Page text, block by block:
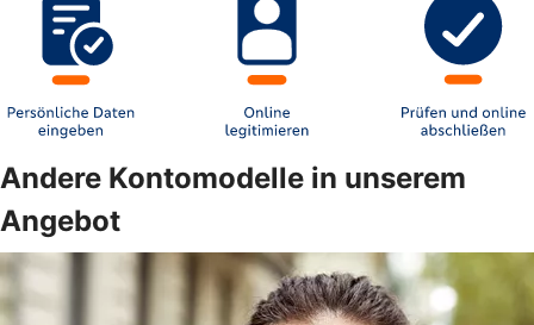
Andere Kontomodelle in unserem
Angebot